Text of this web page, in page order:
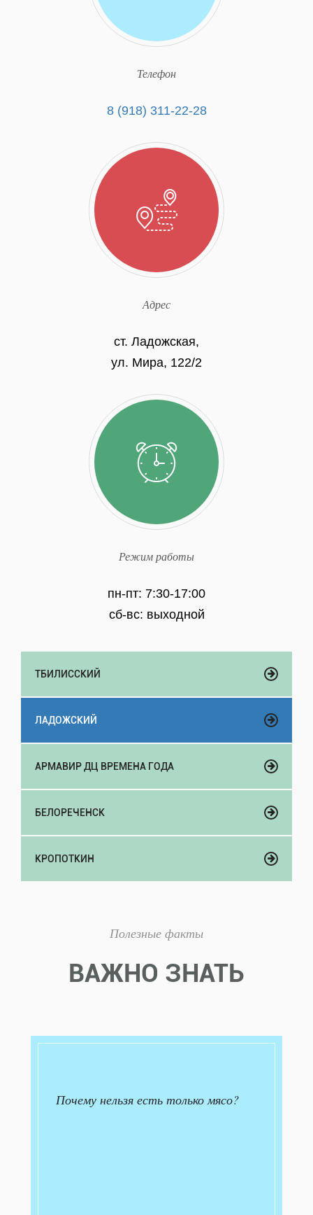
Телефон
8 (918) 311-22-28
Адрес
ст. Ладожская,
ул. Мира, 122/2
Режим работы
пн-пт: 7:30-17:00
сб-вс: выходной
ТБИЛИССКИЙ
ЛАДОЖСКИЙ
АРМАВИР ДЦ ВРЕМЕНА ГОДА
БЕЛОРЕЧЕНСК
КРОПОТКИН
Полезные факты
ВАЖНО ЗНАТЬ
Почему нельзя есть только мясо?